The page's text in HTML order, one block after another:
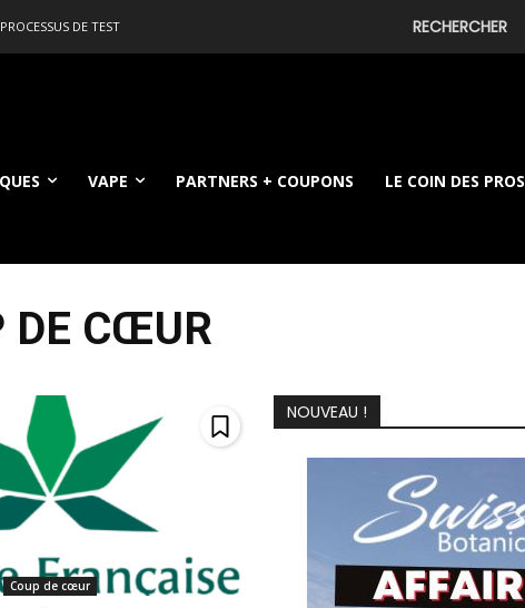
PROCESSUS DE TEST RECHERCHER
VAPE PARTNERS + COUPONS LE COIN DES PROS
DE CŒUR
Coup de cœur
NOUVEAU !